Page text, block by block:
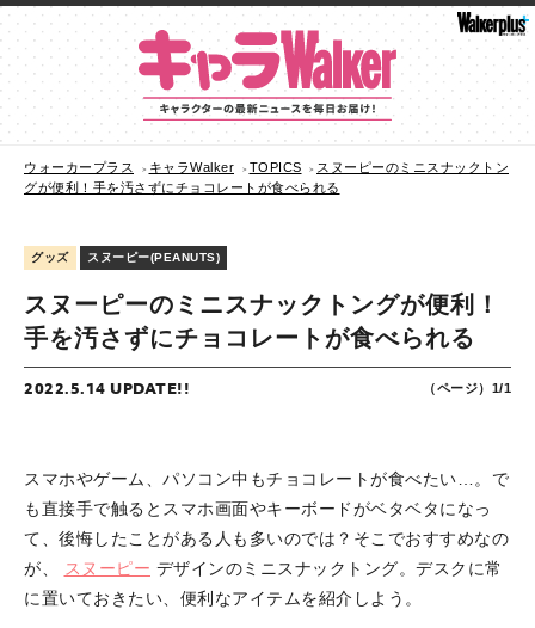
ウォーカープラス キャラWalker TOPICS
スヌーピーのミニスナックトン
グが便利！手を汚さずにチョコレートが食べられる
グッズ スヌーピー(PEANUTS)
スヌーピーのミニスナックトングが便利！
手を汚さずにチョコレートが食べられる
2022.5.14 UPDATE!! （ページ）1/1
スマホやゲーム、パソコン中もチョコレートが食べたい…。で
も直接手で触るとスマホ画面やキーボードがベタベタになっ
て、後悔したことがある人も多いのでは？そこでおすすめなの
が、
スヌーピー デザインのミニスナックトング。デスクに常
に置いておきたい、便利なアイテムを紹介しよう。